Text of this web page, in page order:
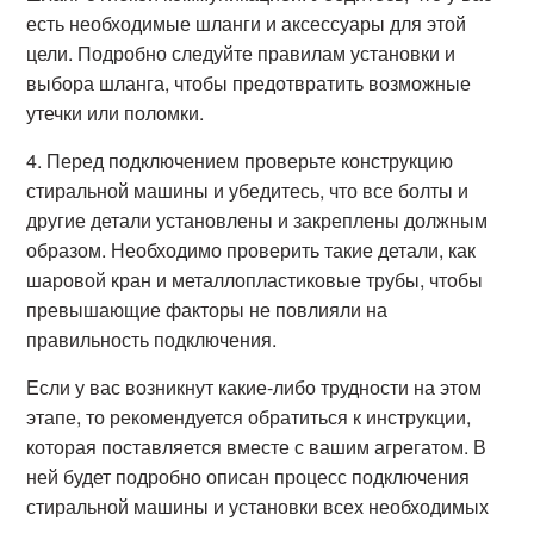
есть необходимые шланги и аксессуары для этой
цели. Подробно следуйте правилам установки и
выбора шланга, чтобы предотвратить возможные
утечки или поломки.
4. Перед подключением проверьте конструкцию
стиральной машины и убедитесь, что все болты и
другие детали установлены и закреплены должным
образом. Необходимо проверить такие детали, как
шаровой кран и металлопластиковые трубы, чтобы
превышающие факторы не повлияли на
правильность подключения.
Если у вас возникнут какие-либо трудности на этом
этапе, то рекомендуется обратиться к инструкции,
которая поставляется вместе с вашим агрегатом. В
ней будет подробно описан процесс подключения
стиральной машины и установки всех необходимых